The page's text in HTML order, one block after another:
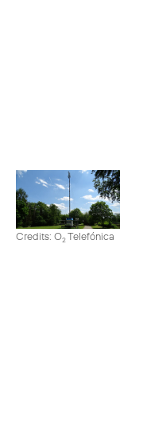
Credits: O2Telefónica